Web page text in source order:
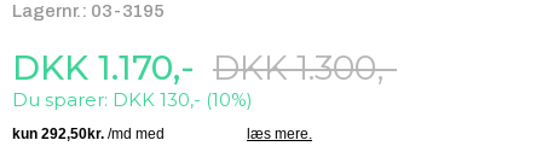
Lagernr.: 03-3195
DKK 1.300,-
Du sparer: DKK 130,- (10%)
DKK 1.170,-